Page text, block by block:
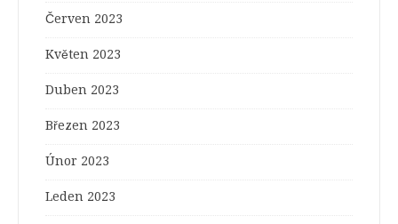
Červen 2023
Květen 2023
Duben 2023
Březen 2023
Únor 2023
Leden 2023